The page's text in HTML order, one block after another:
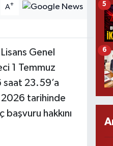
A+
Genel
1 Temmuz
saat 23.59’a
2026 tarihinde
hakkını
5
6